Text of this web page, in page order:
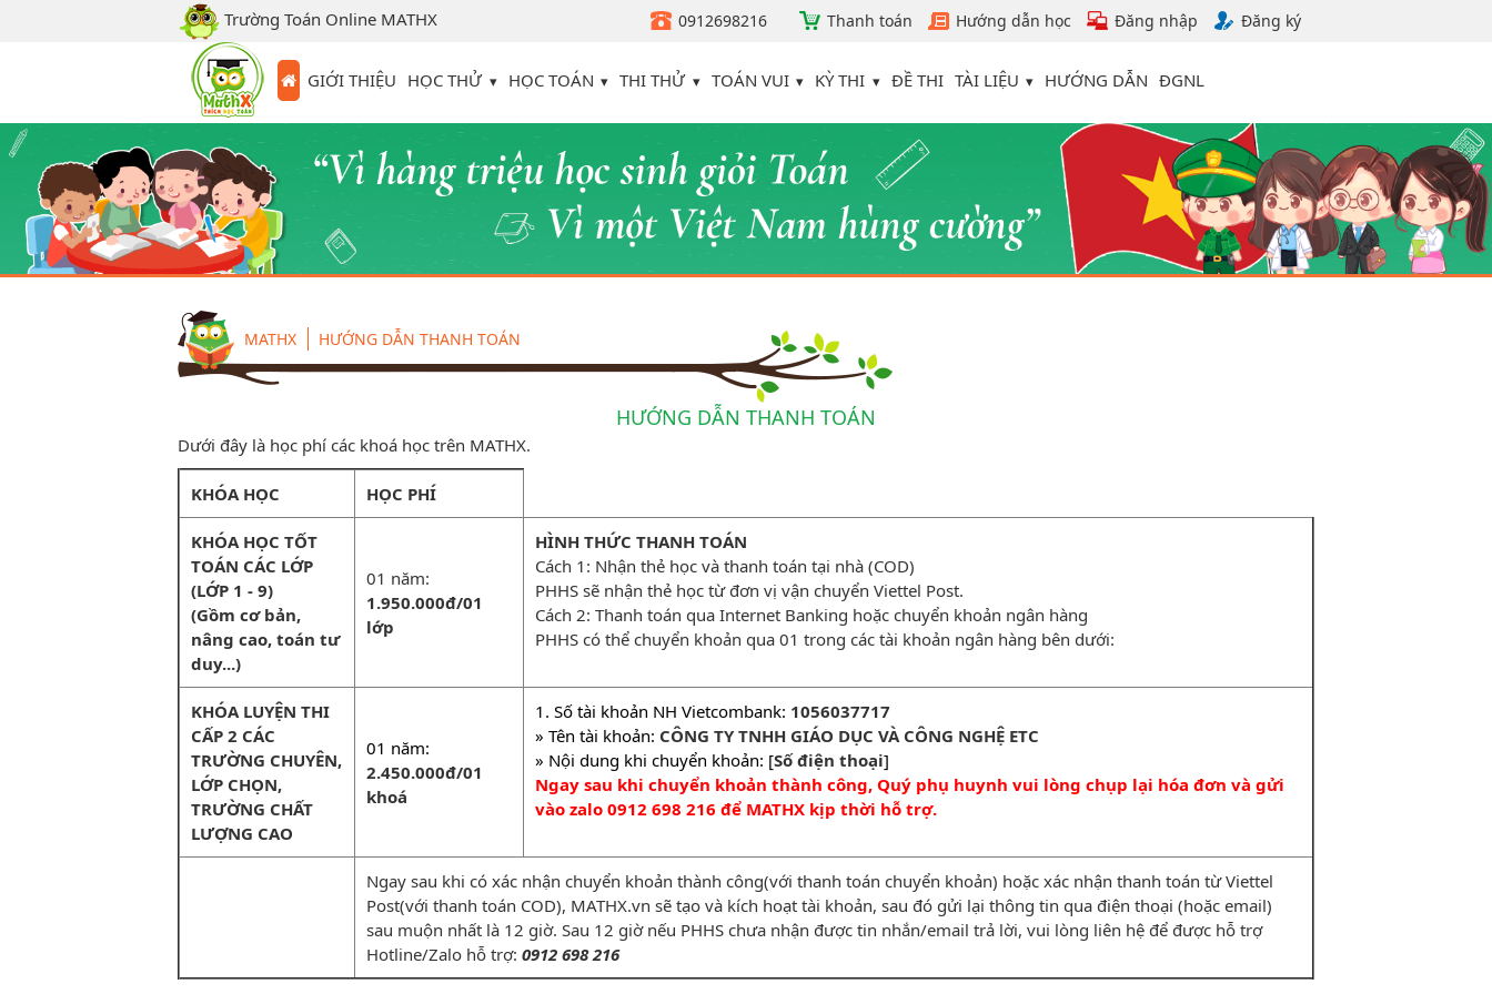
Trường Toán Online MATHX 0912698216 Thanh toán Hướng dẫn học Đăng nhập Đăng ký
GIỚI THIỆU HỌC THỬ HỌC TOÁN THI THỬ TOÁN VUI KỲ THI ĐỀ THI TÀI LIỆU HƯỚNG DẪN ĐGNL
MATHX HƯỚNG DẪN THANH TOÁN
HƯỚNG DẪN THANH TOÁN
Dưới đây là học phí các khoá học trên MATHX.
KHÓA HỌC HỌC PHÍ
KHÓA HỌC TỐT
TOÁN CÁC LỚP
(LỚP 1 - 9)
(Gồm cơ bản,
nâng cao, toán tư
duy...)
01 năm:
1.950.000đ/01
lớp
HÌNH THỨC THANH TOÁN
Cách 1: Nhận thẻ học và thanh toán tại nhà (COD)
PHHS sẽ nhận thẻ học từ đơn vị vận chuyển Viettel Post.
Cách 2: Thanh toán qua Internet Banking hoặc chuyển khoản ngân hàng
PHHS có thể chuyển khoản qua 01 trong các tài khoản ngân hàng bên dưới:
KHÓA LUYỆN THI
CẤP 2 CÁC
TRƯỜNG CHUYÊN,
LỚP CHỌN,
TRƯỜNG CHẤT
LƯỢNG CAO
01 năm:
2.450.000đ/01
khoá
1. Số tài khoản NH Vietcombank: 1056037717
» Tên tài khoản: CÔNG TY TNHH GIÁO DỤC VÀ CÔNG NGHỆ ETC
» Nội dung khi chuyển khoản: [Số điện thoại]
Ngay sau khi chuyển khoản thành công, Quý phụ huynh vui lòng chụp lại hóa đơn và gửi
vào zalo 0912 698 216 để MATHX kịp thời hỗ trợ.
Ngay sau khi có xác nhận chuyển khoản thành công(với thanh toán chuyển khoản) hoặc xác nhận thanh toán từ Viettel
Post(với thanh toán COD), MATHX.vn sẽ tạo và kích hoạt tài khoản, sau đó gửi lại thông tin qua điện thoại (hoặc email)
sau muộn nhất là 12 giờ. Sau 12 giờ nếu PHHS chưa nhận được tin nhắn/email trả lời, vui lòng liên hệ để được hỗ trợ
Hotline/Zalo hỗ trợ: 0912 698 216